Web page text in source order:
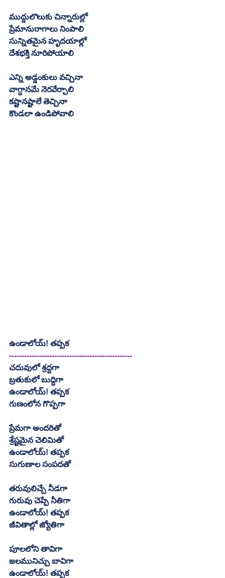
ముద్దులొలుకు చిన్నారుల్లో
ప్రేమానురాగాలు నింపాలి
సున్నితమైన హృదయాల్లో
దేశభక్తి నూరిపోయాలి
ఎన్ని అడ్డంకులు వచ్చినా
వాగ్దానమే నెరవేర్చాలి
కష్టానష్టాలే తెచ్చినా
కొండలా ఉండిపోవాలి
ఉండాలోయ్! తప్పక
-------------------------------------------------
చదువులో శ్రద్దగా
బ్రతుకులో బుద్ధిగా
ఉండాలోయ్! తప్పక
గుణంలోన గొప్పగా
ప్రేమగా అందరితో
శ్రేష్టమైన చెలిమితో
ఉండాలోయ్! తప్పక
సుగుణాల సంపదతో
తరువులిచ్చే నీడగా
గురువు చెప్పే నీతిగా
ఉండాలోయ్! తప్పక
జీవితాల్లో జ్యోతిగా
పూలలోని తావిగా
జలమునిచ్చు బావిగా
ఉండాలోయ్! తప్పక